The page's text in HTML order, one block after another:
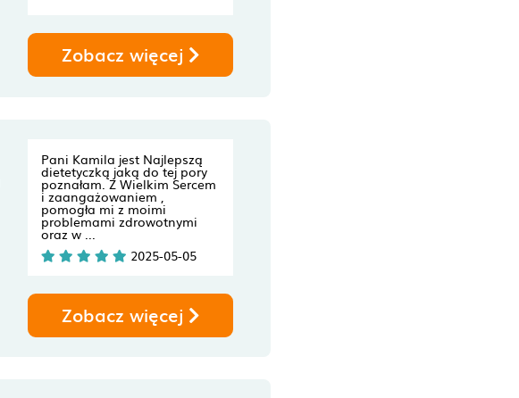
Zobacz więcej
Pani Kamila jest Najlepszą
dietetyczką jaką do tej pory
poznałam. Z Wielkim Sercem
i zaangażowaniem ,
pomogła mi z moimi
problemami zdrowotnymi
oraz w ...
2025-05-05
Zobacz więcej